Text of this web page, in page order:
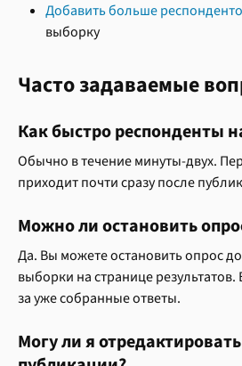
Добавить больше
выборку
Часто задаваемые
Как быстро респонденты
Обычно в течение минуты-двух.
приходит почти сразу после
Можно ли остановить
Да. Вы можете остановить опрос
выборки на странице результатов.
за уже собранные ответы.
Могу ли я